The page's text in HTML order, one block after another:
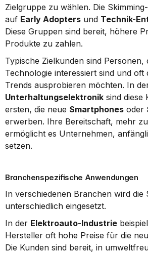
Zielgruppe zu wählen. Die
auf Early Adopters und Technik-
Diese Gruppen sind bereit, höhere
Produkte zu zahlen.
Typische Zielkunden sind Personen,
Technologie interessiert sind und oft
Unterhaltungselektronik sind diese
ersten, die neue Smartphones oder
erwerben. Ihre Bereitschaft, mehr
ermöglicht es Unternehmen,
setzen.
Branchenspezifische Anwendungen
In verschiedenen Branchen wird die
unterschiedlich eingesetzt.
In der Elektroauto-Industrie
Hersteller oft hohe Preise für die
Die Kunden sind bereit, in